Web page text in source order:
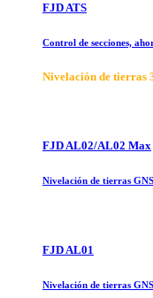
FJD ATS
Control de secciones,
Nivelación de tierras
FJD AL02/AL02 Max
Nivelación de tierras
FJD AL01
Nivelación de tierras